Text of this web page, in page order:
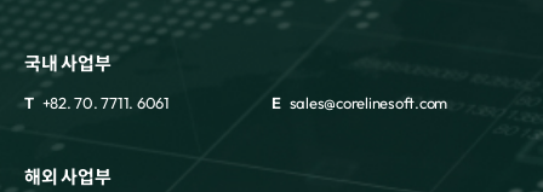
국내 사업부
T +82. 70. 7711. 6061 E sales@corelinesoft.com
해외 사업부